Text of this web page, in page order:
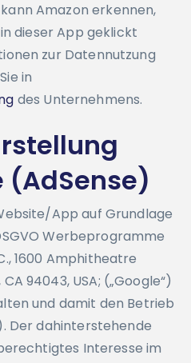
Amazon erkennen,
dieser App geklickt
zur Datennutzung
in
des Unternehmens.
(AdSense)
App auf Grundlage
Werbeprogramme
1600 Amphitheatre
94043, USA; („Google“)
und damit den Betrieb
Der dahinterstehende
Interesse im